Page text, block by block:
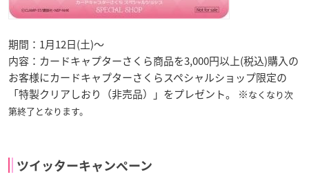
期間：1月12日(土)～
内容：カードキャプターさくら商品を3,000円以上(税込)購入の
お客様にカードキャプターさくらスペシャルショップ限定の
「特製クリアしおり（非売品）」をプレゼント。 ※なくなり次
第終了となります。
ツイッターキャンペーン